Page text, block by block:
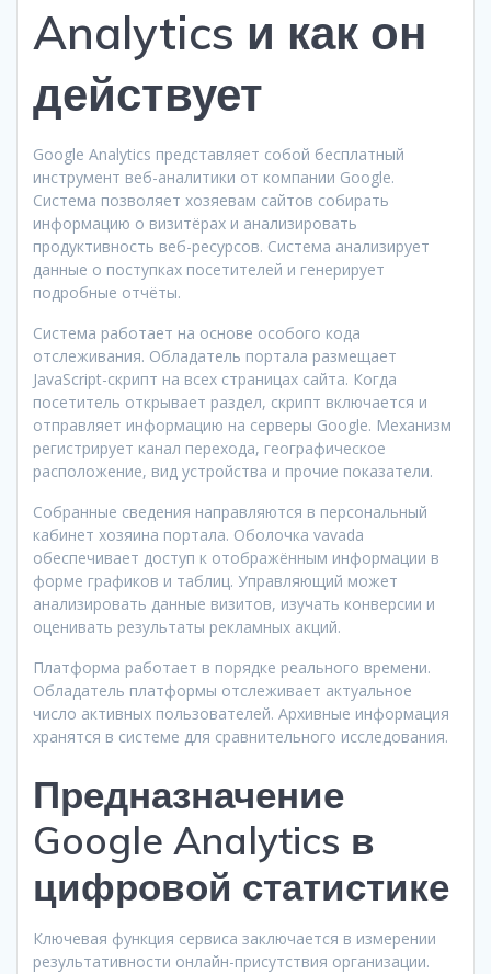
Analytics и как он
действует
Google Analytics представляет собой бесплатный
инструмент веб-аналитики от компании Google.
Система позволяет хозяевам сайтов собирать
информацию о визитёрах и анализировать
продуктивность веб-ресурсов. Система анализирует
данные о поступках посетителей и генерирует
подробные отчёты.
Система работает на основе особого кода
отслеживания. Обладатель портала размещает
JavaScript-скрипт на всех страницах сайта. Когда
посетитель открывает раздел, скрипт включается и
отправляет информацию на серверы Google. Механизм
регистрирует канал перехода, географическое
расположение, вид устройства и прочие показатели.
Собранные сведения направляются в персональный
кабинет хозяина портала. Оболочка vavada
обеспечивает доступ к отображённым информации в
форме графиков и таблиц. Управляющий может
анализировать данные визитов, изучать конверсии и
оценивать результаты рекламных акций.
Платформа работает в порядке реального времени.
Обладатель платформы отслеживает актуальное
число активных пользователей. Архивные информация
хранятся в системе для сравнительного исследования.
Предназначение
Google Analytics в
цифровой статистике
Ключевая функция сервиса заключается в измерении
результативности онлайн-присутствия организации.